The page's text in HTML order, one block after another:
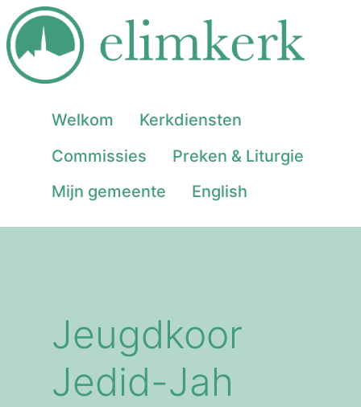
Welkom
Kerkdiensten
Commissies
Preken & Liturgie
Mijn gemeente
English
Jeugdkoor
Jedid-Jah